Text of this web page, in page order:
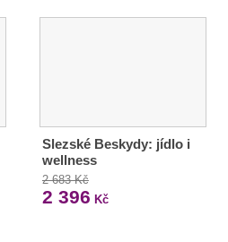
Slezské Beskydy: jídlo i
wellness
2 683 Kč
2 396 Kč